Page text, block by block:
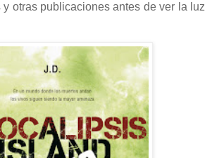
otras publicaciones antes de ver la luz